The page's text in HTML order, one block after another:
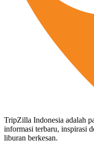
TripZilla Indonesia adalah
informasi terbaru, inspirasi
liburan berkesan.